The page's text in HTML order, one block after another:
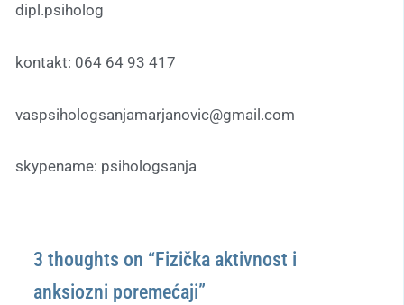
dipl.psiholog
kontakt: 064 64 93 417
vaspsihologsanjamarjanovic@gmail.com
skypename: psihologsanja
3 thoughts on “Fizička aktivnost i
anksiozni poremećaji”